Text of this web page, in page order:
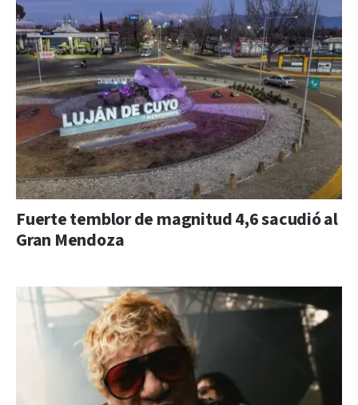
Fuerte temblor de magnitud 4,6 sacudió al
Gran Mendoza